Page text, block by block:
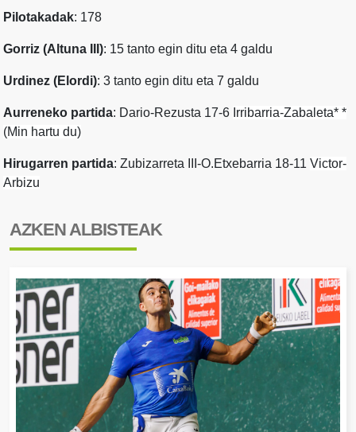
Pilotakadak: 178
Gorriz (Altuna III): 15 tanto egin ditu eta 4 galdu
Urdinez (Elordi): 3 tanto egin ditu eta 7 galdu
Aurreneko partida: Dario-Rezusta 17-6 Irribarria-Zabaleta* *
(Min hartu du)
Hirugarren partida: Zubizarreta III-O.Etxebarria 18-11 Victor-
Arbizu
AZKEN ALBISTEAK